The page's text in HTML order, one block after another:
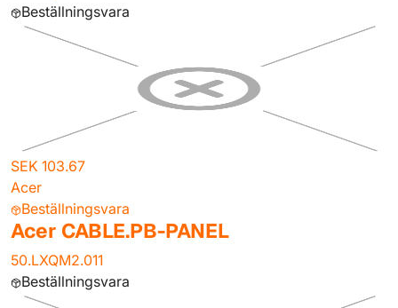
Beställningsvara
SEK 103.67
Acer
Beställningsvara
Acer CABLE.PB-PANEL
50.LXQM2.011
Beställningsvara